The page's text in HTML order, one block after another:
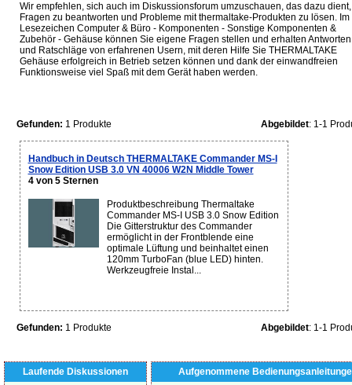
Wir empfehlen, sich auch im Diskussionsforum umzuschauen, das dazu dient,
Fragen zu beantworten und Probleme mit thermaltake-Produkten zu lösen. Im
Lesezeichen Computer & Büro - Komponenten - Sonstige Komponenten &
Zubehör - Gehäuse können Sie eigene Fragen stellen und erhalten Antworten
und Ratschläge von erfahrenen Usern, mit deren Hilfe Sie THERMALTAKE
Gehäuse erfolgreich in Betrieb setzen können und dank der einwandfreien
Funktionsweise viel Spaß mit dem Gerät haben werden.
Gefunden: 1 Produkte Abgebildet: 1-1
Handbuch in Deutsch THERMALTAKE Commander MS-I
Snow Edition USB 3.0 VN 40006 W2N Middle Tower
4 von 5 Sternen
Produktbeschreibung Thermaltake
Commander MS-I USB 3.0 Snow Edition
Die Gitterstruktur des Commander
ermöglicht in der Frontblende eine
optimale Lüftung und beinhaltet einen
120mm TurboFan (blue LED) hinten.
Werkzeugfreie Instal...
Gefunden: 1 Produkte Abgebildet: 1-1
Laufende Diskussionen
Aufgenommene